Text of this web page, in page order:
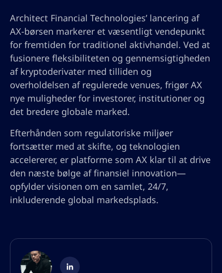
Architect Financial Technologies’ lancering af
AX-børsen markerer et væsentligt vendepunkt
for fremtiden for traditionel aktivhandel. Ved at
fusionere fleksibiliteten og gennemsigtigheden
af kryptoderivater med tilliden og
overholdelsen af regulerede venues, frigør AX
nye muligheder for investorer, institutioner og
det bredere globale marked.
Efterhånden som regulatoriske miljøer
fortsætter med at skifte, og teknologien
accelererer, er platforme som AX klar til at drive
den næste bølge af finansiel innovation—
opfylder visionen om en samlet, 24/7,
inkluderende global markedsplads.